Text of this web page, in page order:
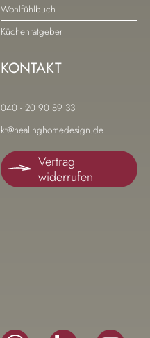
Wohlfühlbuch
Küchenratgeber
KONTAKT
Navigation
überspringen
040 - 20 90 89 33
kt@healinghomedesign.de
Vertrag
widerrufen